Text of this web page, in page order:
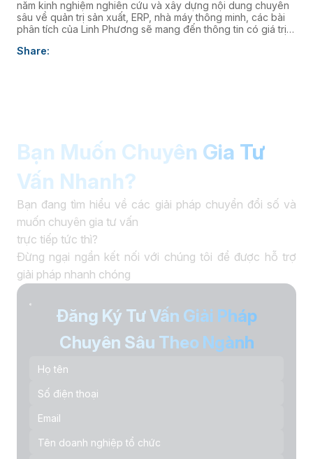
năm kinh nghiệm nghiên cứu và xây dựng nội dung chuyên
sâu về quản trị sản xuất, ERP, nhà máy thông minh, các bài
phân tích của Linh Phương sẽ mang đến thông tin có giá trị
thúc đẩy chuyển đổi số. âaaa
Share:
Bạn Muốn Chuyên Gia Tư
Vấn Nhanh?
Bạn đang tìm hiểu về các giải pháp chuyển đổi số và
muốn chuyên gia tư vấn
trực tiếp tức thì?
Đừng ngại ngần kết nối với chúng tôi để được hỗ trợ
giải pháp nhanh chóng
Đăng Ký Tư Vấn Giải Pháp
Chuyên Sâu Theo Ngành